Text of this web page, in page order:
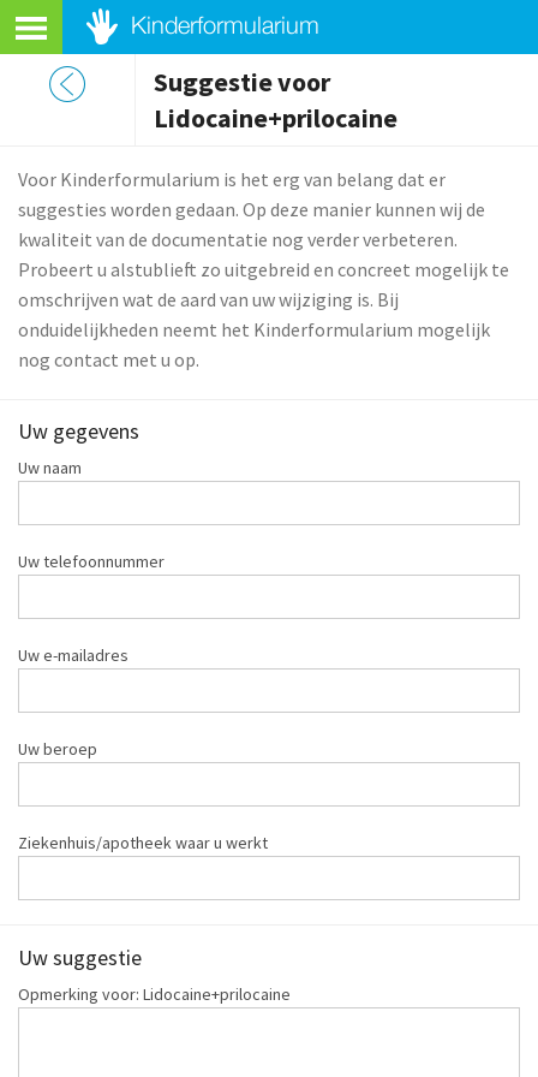
Suggestie voor
Lidocaine+prilocaine
Voor Kinderformularium is het erg van belang dat er
suggesties worden gedaan. Op deze manier kunnen wij de
kwaliteit van de documentatie nog verder verbeteren.
Probeert u alstublieft zo uitgebreid en concreet mogelijk te
omschrijven wat de aard van uw wijziging is. Bij
onduidelijkheden neemt het Kinderformularium mogelijk
nog contact met u op.
Uw gegevens
Uw naam
Uw telefoonnummer
Uw e-mailadres
Uw beroep
Ziekenhuis/apotheek waar u werkt
Uw suggestie
Opmerking voor: Lidocaine+prilocaine